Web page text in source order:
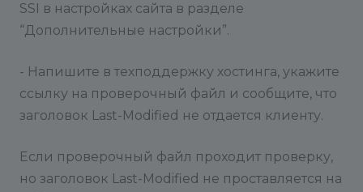
SSI в настройках сайта в разделе
“Дополнительные настройки”.
- Напишите в техподдержку хостинга, укажите
ссылку на проверочный файл и сообщите, что
заголовок Last-Modified не отдается клиенту.
Если проверочный файл проходит проверку,
но заголовок Last-Modified не проставляется на